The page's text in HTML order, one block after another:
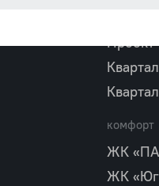
Проект
комфорт
ЖК
ЖК